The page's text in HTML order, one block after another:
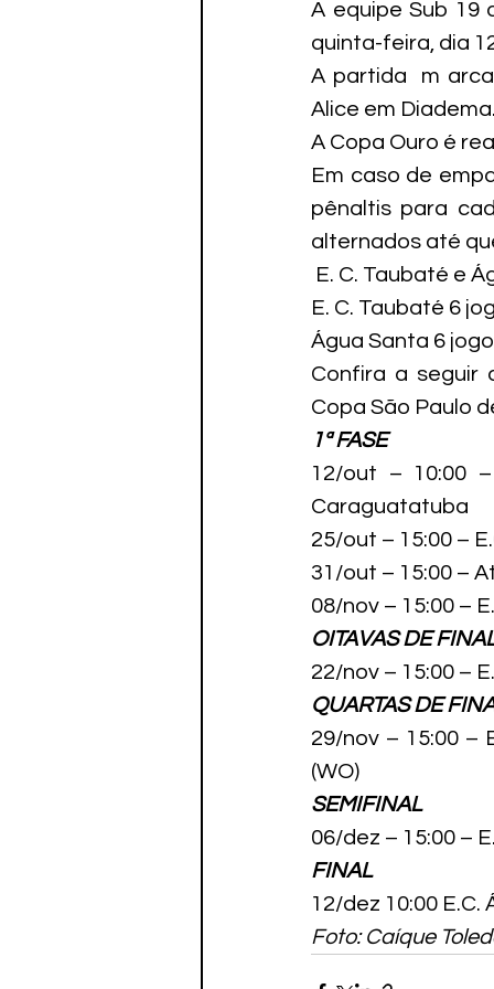
A equipe Sub 19
quinta-feira, dia
A partida  m
Alice em Diadema.
A Copa Ouro é
Em caso de
pênaltis para
alternados até
E. C. Taubaté e
E. C. Taubaté 6
Água Santa 6
Confira a seguir
Copa São Paulo
1ª FASE
12/out – 10:00
Caraguatatuba
25/out – 15:00 –
31/out – 15:00 –
08/nov – 15:00 –
OITAVAS DE
22/nov – 15:00 –
QUARTAS DE
29/nov – 15:00 –
(WO)
SEMIFINAL
06/dez – 15:00 –
FINAL
12/dez 10:00 E.C.
Foto: Caíque